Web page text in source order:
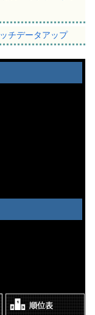
チデータアップ